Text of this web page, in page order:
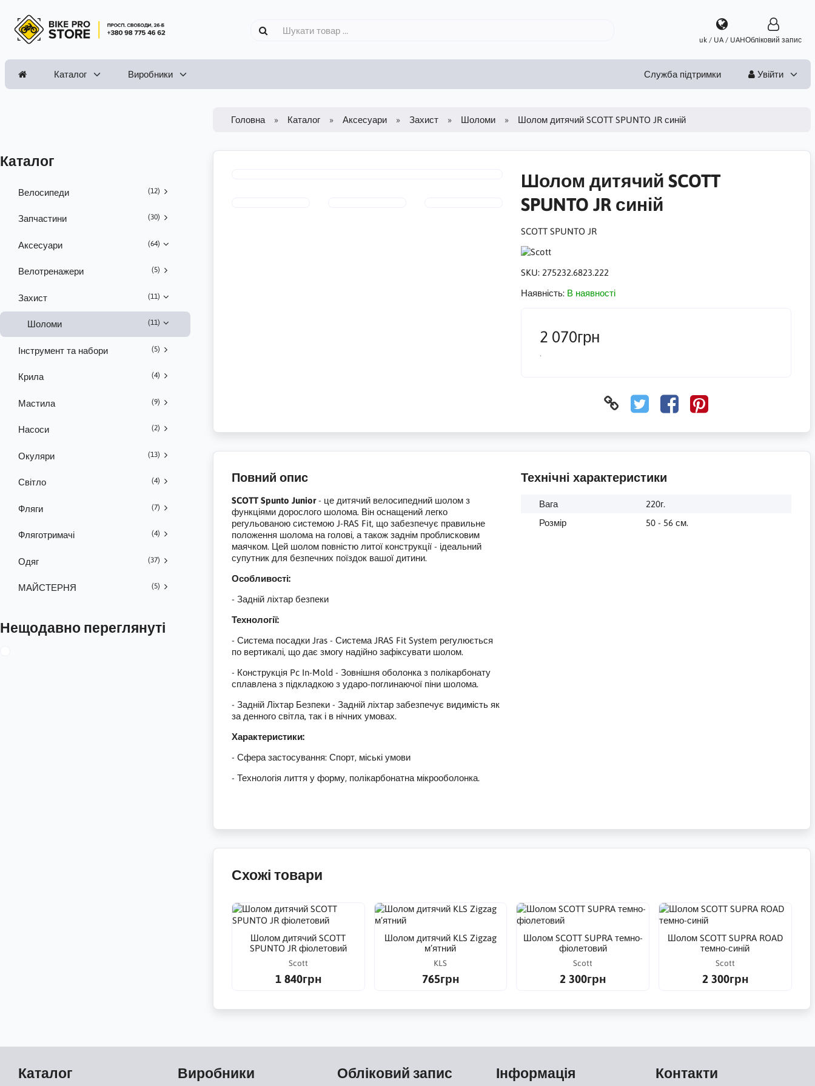
uk / UA / UAHОбліковий запис
Каталог Виробники Служба підтримки Увійти
Каталог
Велосипеди (12)
Запчастини (30)
Аксесуари (64)
Велотренажери (5)
Захист (11)
Шоломи (11)
Інструмент та набори (5)
Крила (4)
Мастила (9)
Насоси (2)
Окуляри (13)
Світло (4)
Фляги (7)
Фляготримачі (4)
Одяг (37)
МАЙСТЕРНЯ (5)
Нещодавно переглянуті
Головна Каталог Аксесуари Захист Шоломи Шолом дитячий SCOTT SPUNTO JR синій
Шолом дитячий SCOTT
SPUNTO JR синій
SCOTT SPUNTO JR
SKU: 275232.6823.222
Наявність: В наявності
2 070грн
.
Повний опис
SCOTT Spunto Junior- це дитячий велосипедний шолом з
функціями дорослого шолома. Він оснащений легко
регульованою системою J-RAS Fit, що забезпечує правильне
положення шолома на голові, а також заднім проблисковим
маячком. Цей шолом повністю литої конструкції - ідеальний
супутник для безпечних поїздок вашої дитини.
Особливості:
- Задній ліхтар безпеки
Технології:
- Система посадки Jras - Система JRAS Fit System регулюється
по вертикалі, що дає змогу надійно зафіксувати шолом.
- Конструкція Pc In-Mold - Зовнішня оболонка з полікарбонату
сплавлена з підкладкою з ударо-поглинаючої піни шолома.
- Задній Ліхтар Безпеки - Задній ліхтар забезпечує видимість як
за денного світла, так і в нічних умовах.
Характеристики:
- Сфера застосування: Спорт, міські умови
- Технологія лиття у форму, полікарбонатна мікрооболонка.
Технічні характеристики
Вага
220г.
Розмір
50 - 56 см.
Схожі товари
Шолом дитячий SCOTT
SPUNTO JR фіолетовий
Scott
1 840грн
Шолом дитячий KLS Zigzag
м’ятний
KLS
765грн
Шолом SCOTT SUPRA темно-
фіолетовий
Scott
2 300грн
Шолом SCOTT SUPRA ROAD
темно-синій
Scott
2 300грн
Каталог Виробники Обліковий запис Інформація Контакти